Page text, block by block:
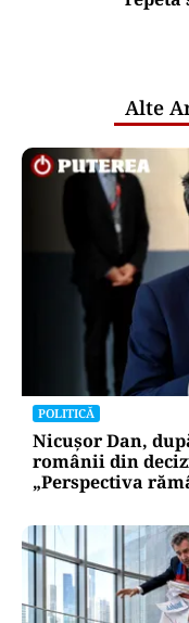
Alte
POLITICĂ
Nicușor Dan,
românii din
„Perspectiva